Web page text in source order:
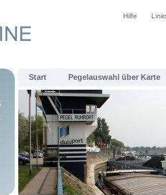
Hilfe
Start Pegelauswahl über Karte